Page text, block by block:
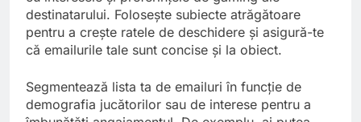
destinatarului. Folosește subiecte atrăgătoare
pentru a crește ratele de deschidere și asigură-te
că emailurile tale sunt concise și la obiect.
Segmentează lista ta de emailuri în funcție de
demografia jucătorilor sau de interese pentru a